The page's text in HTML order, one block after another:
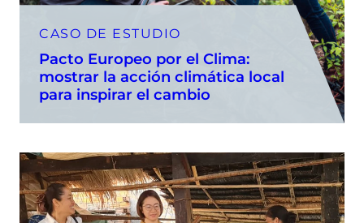
CASO DE ESTUDIO
Pacto Europeo por el Clima:
mostrar la acción climática local
para inspirar el cambio